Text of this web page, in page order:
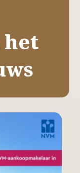
het